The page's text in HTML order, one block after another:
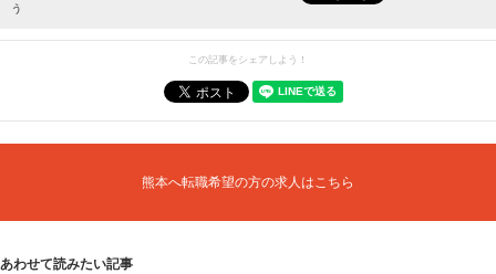
う
この記事をシェアしよう！
熊本へ転職希望の方の求人はこちら
あわせて読みたい記事